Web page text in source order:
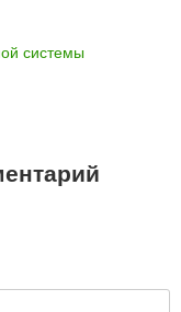
системы